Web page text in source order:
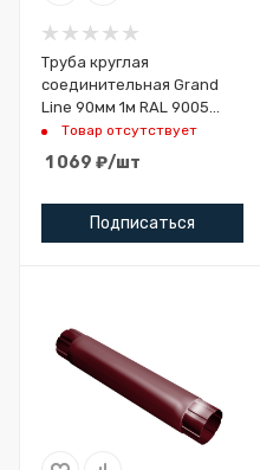
Труба круглая
соединительная Grand
Line 90мм 1м RAL 9005
черный
Товар отсутствует
1 069 ₽/шт
Подписаться